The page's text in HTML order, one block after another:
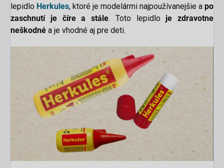
lepidlo Herkules, ktoré je modelármi najpoužívanejšie a po
zaschnutí je číre a stále. Toto lepidlo je zdravotne
neškodné a je vhodné aj pre deti.